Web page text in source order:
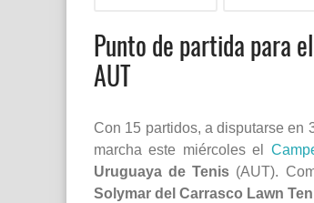
Punto de partida para
AUT
Con 15 partidos, a disputarse en
marcha este miércoles el
Uruguaya de Tenis (AUT).
Solymar del Carrasco Lawn